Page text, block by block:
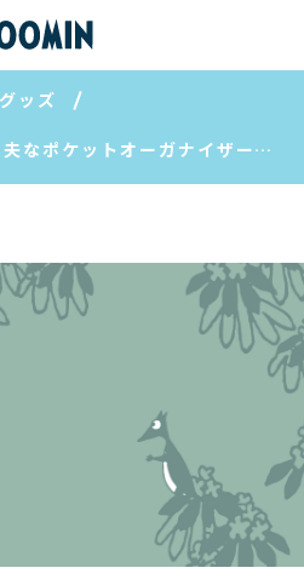
グッズ
やわらかく、軽くて、丈夫なポケットオーガナイザーです。